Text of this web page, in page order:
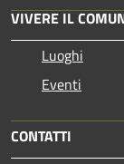
VIVERE IL
Luoghi
Eventi
CONTATTI